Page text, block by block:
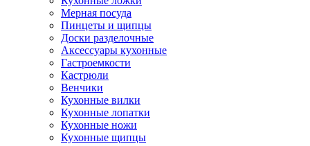
Мерная посуда
Пинцеты и щипцы
Доски разделочные
Аксессуары кухонные
Гастроемкости
Кастрюли
Венчики
Кухонные вилки
Кухонные лопатки
Кухонные ножи
Кухонные щипцы